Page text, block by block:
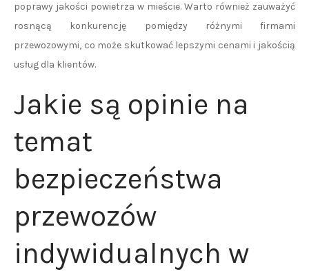
poprawy jakości powietrza w mieście. Warto również zauważyć
rosnącą konkurencję pomiędzy różnymi firmami
przewozowymi, co może skutkować lepszymi cenami i jakością
usług dla klientów.
Jakie są opinie na
temat
bezpieczeństwa
przewozów
indywidualnych w